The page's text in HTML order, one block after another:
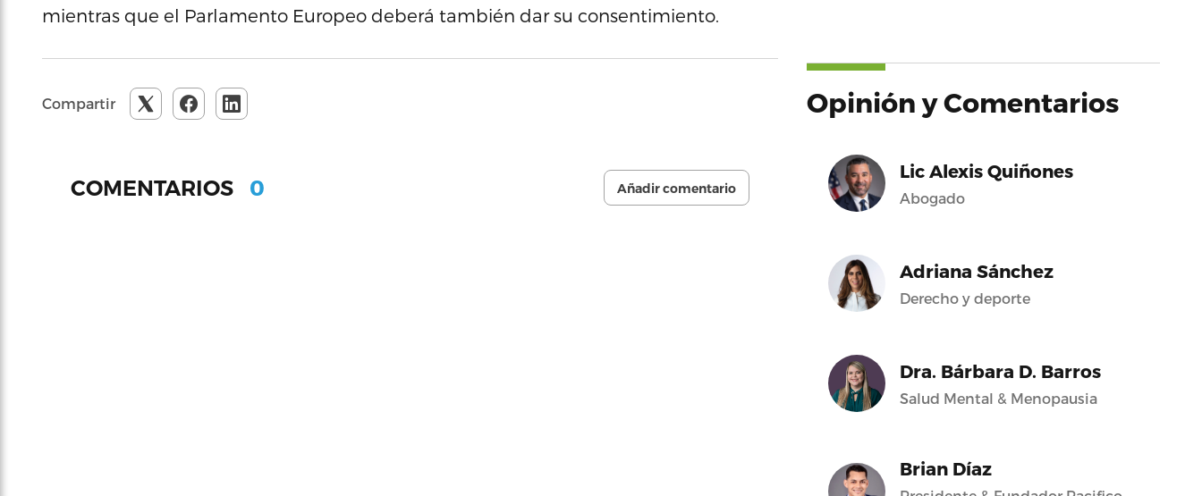
mientras que el Parlamento Europeo deberá también dar su consentimiento.
Compartir
COMENTARIOS 0 Añadir comentario
Opinión y Comentarios
Lic Alexis Quiñones
Abogado
Adriana Sánchez
Derecho y deporte
Dra. Bárbara D. Barros
Salud Mental & Menopausia
Brian Díaz